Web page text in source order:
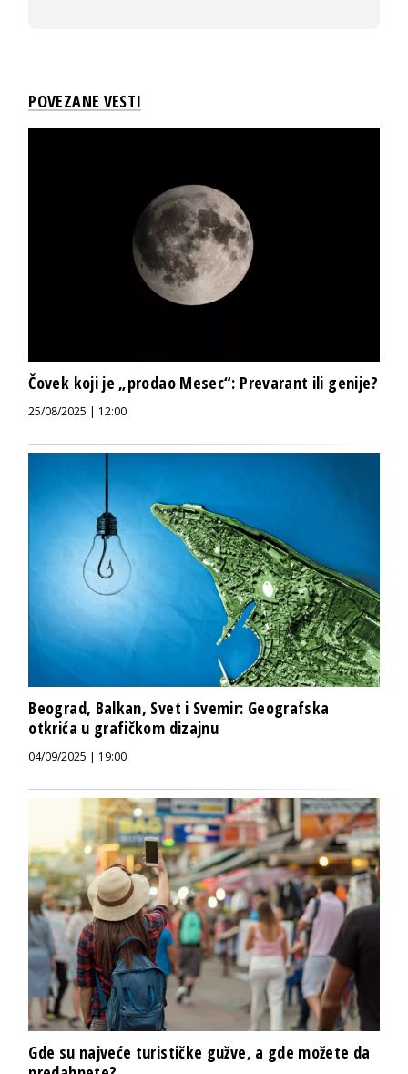
POVEZANE VESTI
Čovek koji je „prodao Mesec“: Prevarant ili genije?
25/08/2025 | 12:00
Beograd, Balkan, Svet i Svemir: Geografska
otkrića u grafičkom dizajnu
04/09/2025 | 19:00
Gde su najveće turističke gužve, a gde možete da